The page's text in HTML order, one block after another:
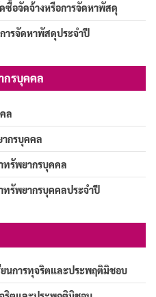
ซื้อจัดจ้างหรือการจัดหาพัสดุ
ารจัดหาพัสดุประจำปี
กรบุคคล
ล
กรบุคคล
รัพยากรบุคคล
ทรัพยากรบุคคลประจำปี
ยนการทุจริตและประพฤติมิชอบ